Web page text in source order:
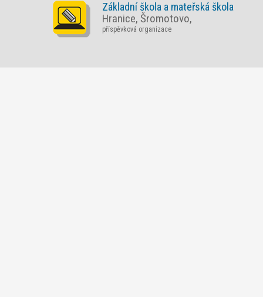
Základní škola a mateřská škola
Hranice, Šromotovo,
příspěvková organizace